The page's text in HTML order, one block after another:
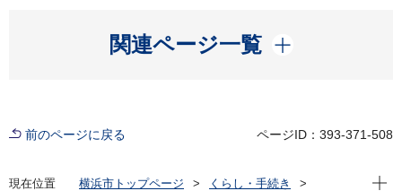
関連ページ一覧
開く
前のページに戻る ページID：393-371-508
現在位置 横浜市トップページ
くらし・手続き
現在